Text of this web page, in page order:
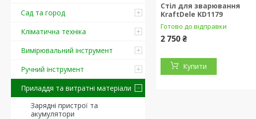
Сад та город
Кліматична техніка
Вимірювальний інструмент
Ручний інструмент
Приладдя та витратні матеріали
Зарядні пристрої та
акумулятори
Стіл для зварювання
KraftDele KD1179
Готово до відправки
2 750 ₴
Купити